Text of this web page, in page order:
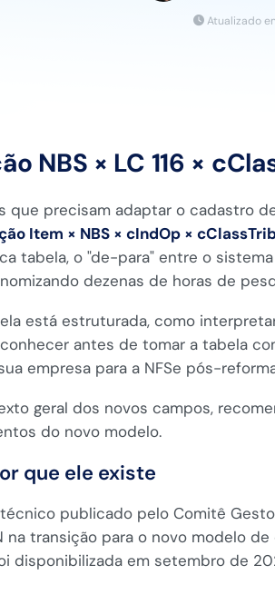
Atualizado
NBS × LC 116 ×
que precisam adaptar o cadastro
Item × NBS × cIndOp ×
tabela, o "de-para" entre o
dezenas de horas de
está estruturada, como
antes de tomar a tabela
empresa para a NFSe pós-
geral dos novos campos,
do novo modelo.
que ele existe
publicado pelo Comitê
na transição para o novo modelo
disponibilizada em setembro de